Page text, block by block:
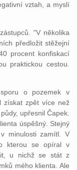
vztah, a myslí
"V několika
předložit stěžejní
procent konfiskací
praktickou cestou.
o pozemek v
získat zpět více než
upřesnil Čapek.
úspěšný. Stejný
minulosti zamítl. V
kterou se opíral v
u nichž se stát z
mého klienta. Ale